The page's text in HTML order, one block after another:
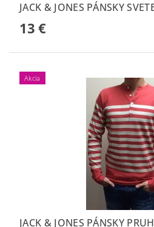
JACK & JONES PÁNSKY
13 €
Akcia
JACK & JONES PÁNSKY